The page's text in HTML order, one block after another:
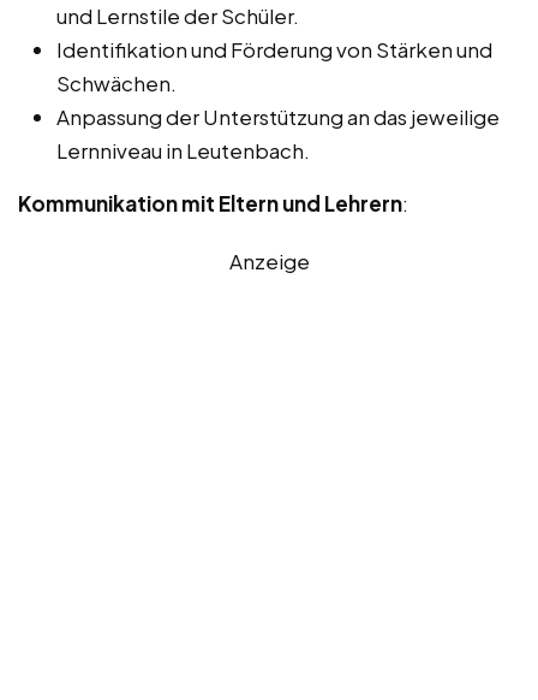
und Lernstile der Schüler.
Identifikation und Förderung von Stärken und
Schwächen.
Anpassung der Unterstützung an das jeweilige
Lernniveau in Leutenbach.
Kommunikation mit Eltern und Lehrern:
Anzeige